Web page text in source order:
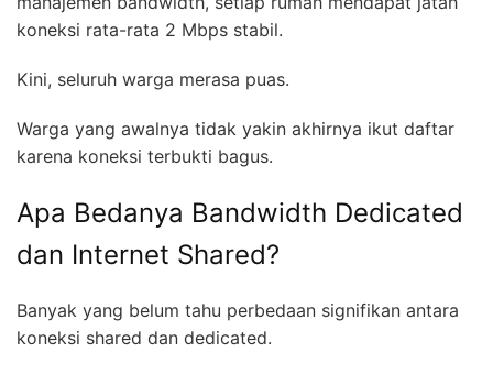
koneksi rata-rata 2 Mbps stabil.
Kini, seluruh warga merasa puas.
Warga yang awalnya tidak yakin akhirnya ikut daftar
karena koneksi terbukti bagus.
Apa Bedanya Bandwidth Dedicated
dan Internet Shared?
Banyak yang belum tahu perbedaan signifikan antara
koneksi shared dan dedicated.